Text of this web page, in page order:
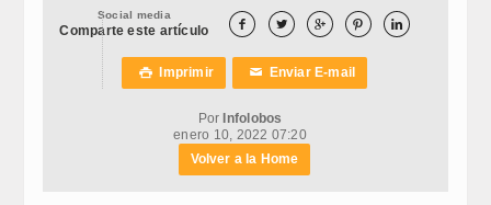
Social media
Comparte este artículo     
 Imprimir ✉ Enviar E-mail
Por Infolobos
enero 10, 2022 07:20
Volver a la Home